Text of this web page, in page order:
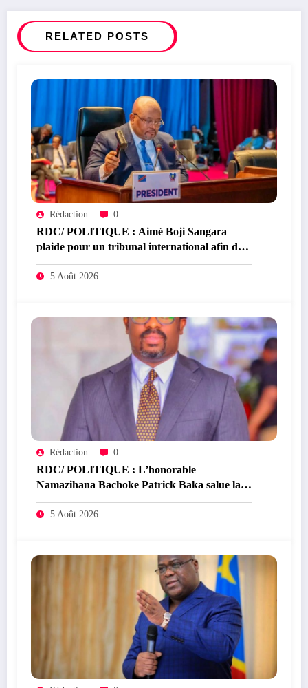
RELATED POSTS
Rédaction 0
RDC/ POLITIQUE : Aimé Boji Sangara
plaide pour un tribunal international afin de
rendre justice aux victimes des conflits en
RDC5 Août 2026
Rédaction 0
RDC/ POLITIQUE : L’honorable
Namazihana Bachoke Patrick Baka salue la
suspension de l’arrêté interministériel sur
l’économie numérique
5 Août 2026